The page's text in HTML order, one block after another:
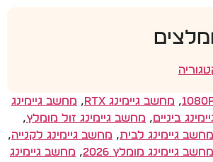
, מחשב גיימינג RTX , מחשב גיימינג
ביניים, מחשב גיימינג זול מומלץ,
מחשב גיימינג לבית, מחשב גיימינג לקנייה,
מחשב גיימינג מומלץ 2026 , מחשב גיימינג